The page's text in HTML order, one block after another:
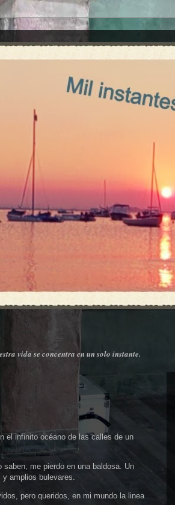
vida se concentra en un solo instante.
el infinito océano de las calles de un
me pierdo en una baldosa. Un
y amplios bulevares.
pero queridos, en mi mundo la linea